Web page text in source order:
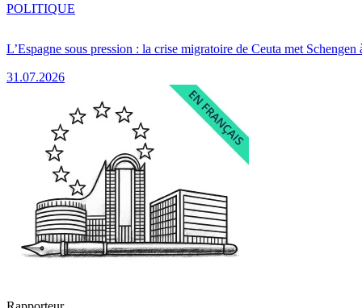
L’Espagne sous pression : la crise migratoire de Ceuta met Schengen
31.07.2026
POLITIQUE